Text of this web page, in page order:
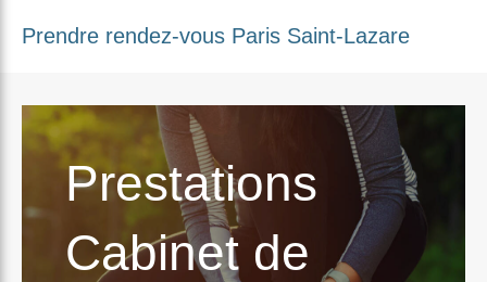
Prendre rendez-vous Paris Saint-Lazare
Prestations
Cabinet de